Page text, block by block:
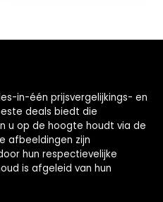
in-één prijsvergelijkings- en
deals biedt die
u op de hoogte houdt via de
afbeeldingen zijn
hun respectievelijke
is afgeleid van hun